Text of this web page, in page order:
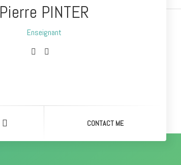
Pierre PINTER
Enseignant
CONTACT ME